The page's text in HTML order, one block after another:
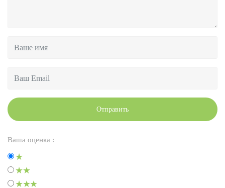
Отправить
Ваша оценка :